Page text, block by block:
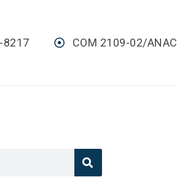
8217 COM 2109-02/ANAC